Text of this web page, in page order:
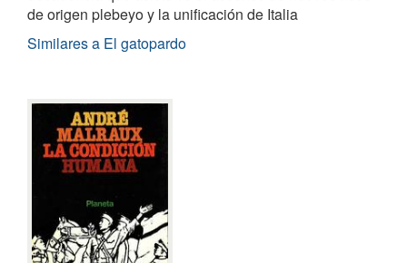
de origen plebeyo y la unificación de Italia
Similares a El gatopardo